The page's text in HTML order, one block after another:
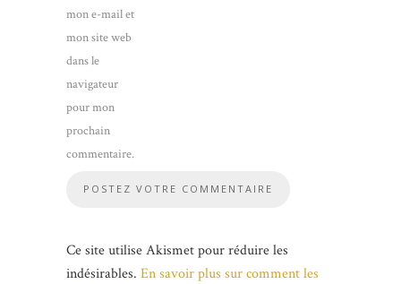
mon e-mail et
mon site web
dans le
navigateur
pour mon
prochain
commentaire.
Ce site utilise Akismet pour réduire les
indésirables. En savoir plus sur comment les